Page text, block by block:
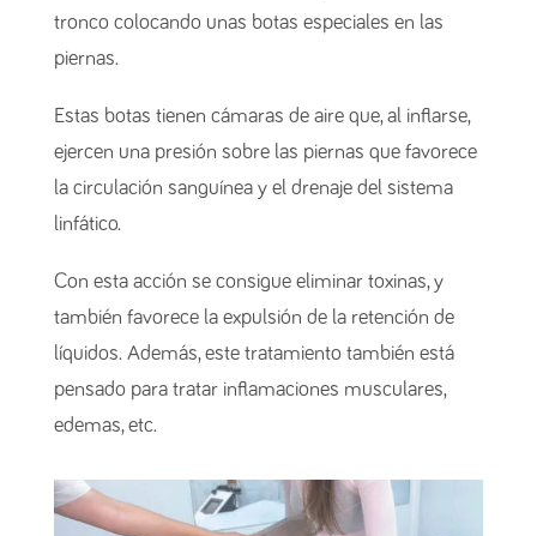
tronco colocando unas botas especiales en las
piernas.
Estas botas tienen cámaras de aire que, al inflarse,
ejercen una presión sobre las piernas que favorece
la circulación sanguínea y el drenaje del sistema
linfático.
Con esta acción se consigue eliminar toxinas, y
también favorece la expulsión de la retención de
líquidos. Además, este tratamiento también está
pensado para tratar inflamaciones musculares,
edemas, etc.